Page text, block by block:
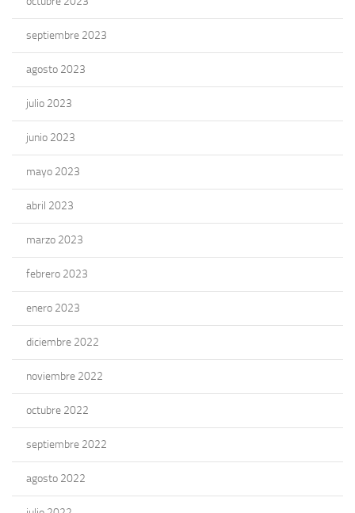
septiembre 2023
agosto 2023
julio 2023
junio 2023
mayo 2023
abril 2023
marzo 2023
febrero 2023
enero 2023
diciembre 2022
noviembre 2022
octubre 2022
septiembre 2022
agosto 2022